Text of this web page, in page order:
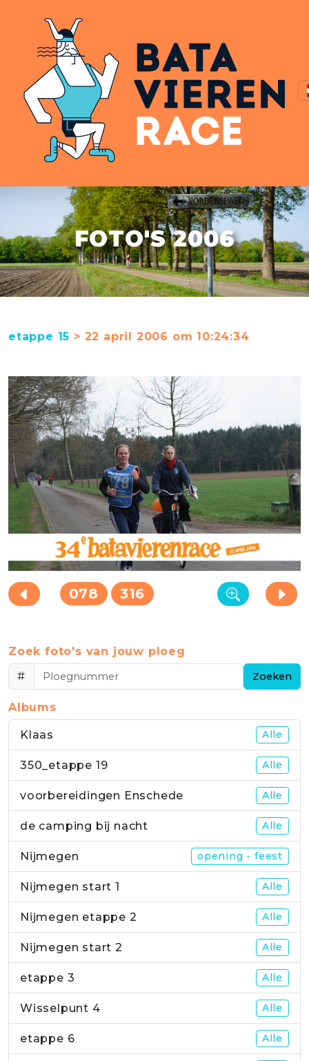
FOTO'S 2006
etappe 15 > 22 april 2006 om 10:24:34
078 316
Zoek foto's van jouw ploeg
#
Zoeken
Albums
Klaas Alle
350_etappe 19 Alle
voorbereidingen Enschede Alle
de camping bij nacht Alle
Nijmegen opening - feest
Nijmegen start 1 Alle
Nijmegen etappe 2 Alle
Nijmegen start 2 Alle
etappe 3 Alle
Wisselpunt 4 Alle
etappe 6 Alle